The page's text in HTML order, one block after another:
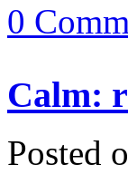
0
Calm:
Posted